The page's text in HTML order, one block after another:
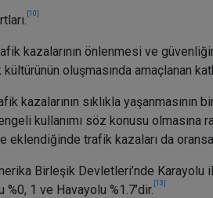
[10]
kazalarının önlenmesi ve
oluşmasında amaçlanan
kazalarının sıklıkla
kullanımı söz konusu
eklendiğinde trafik kazaları da
Birleşik Devletleri’nde Karayolu
%0, 1 ve Havayolu %1.7’dir. [13]